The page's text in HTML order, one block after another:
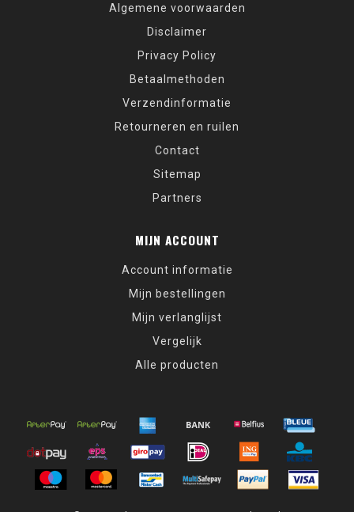
Algemene voorwaarden
Disclaimer
Privacy Policy
Betaalmethoden
Verzendinformatie
Retourneren en ruilen
Contact
Sitemap
Partners
MIJN ACCOUNT
Account informatie
Mijn bestellingen
Mijn verlanglijst
Vergelijk
Alle producten